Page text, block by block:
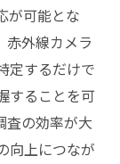
が可能とな
赤外線カメラ
定するだけで
することを可
査の効率が大
向上につなが